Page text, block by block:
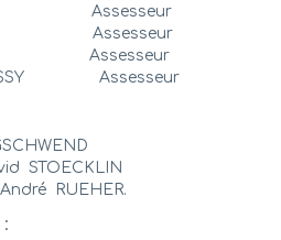
Assesseur
Assesseur
Assesseur
Assesseur
STOECKLIN
RUEHER.